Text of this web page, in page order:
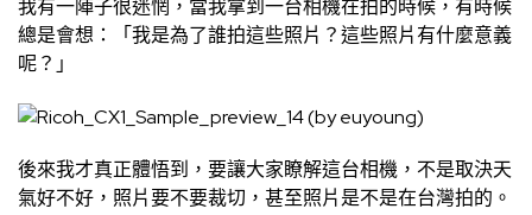
我有一陣子很迷惘，當我拿到一台相機在拍的時候，有時候
總是會想：「我是為了誰拍這些照片？這些照片有什麼意義
呢？」
後來我才真正體悟到，要讓大家瞭解這台相機，不是取決天
氣好不好，照片要不要裁切，甚至照片是不是在台灣拍的。